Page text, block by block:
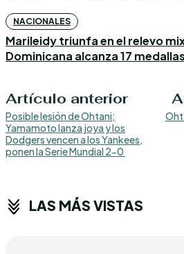
NACIONALES
Marileidy triunfa en el relevo
Dominicana alcanza 17
Artículo anterior
Posible lesión de Ohtani;
Yamamoto lanza joya y los
Dodgers vencen a los Yankees,
ponen la Serie Mundial 2-0
LAS MÁS VISTAS